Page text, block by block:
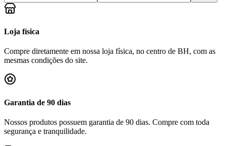
Loja física
Compre diretamente em nossa loja física, no centro de BH, com as
mesmas condições do site.
Garantia de 90 dias
Nossos produtos possuem garantia de 90 dias. Compre com toda
segurança e tranquilidade.